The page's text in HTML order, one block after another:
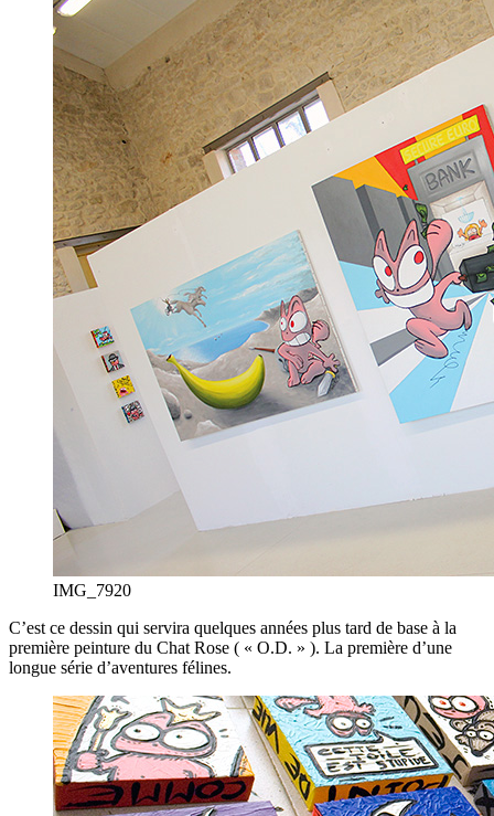
IMG_7920
C’est ce dessin qui servira quelques années plus tard de base à la
première peinture du Chat Rose ( « O.D. » ). La première d’une
longue série d’aventures félines.